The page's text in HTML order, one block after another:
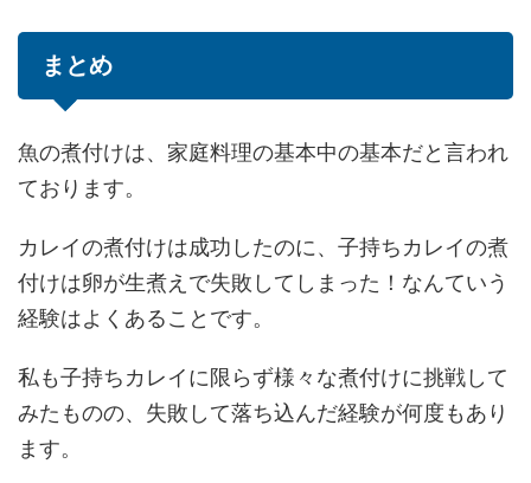
まとめ
魚の煮付けは、家庭料理の基本中の基本だと言われ
ております。
カレイの煮付けは成功したのに、子持ちカレイの煮
付けは卵が生煮えで失敗してしまった！なんていう
経験はよくあることです。
私も子持ちカレイに限らず様々な煮付けに挑戦して
みたものの、失敗して落ち込んだ経験が何度もあり
ます。